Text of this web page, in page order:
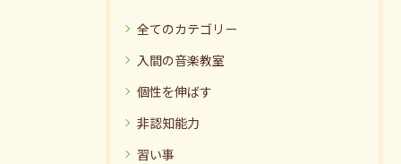
全てのカテゴリー
入間の音楽教室
個性を伸ばす
非認知能力
習い事